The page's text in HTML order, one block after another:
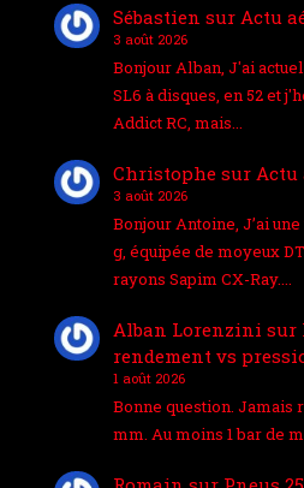
Sébastien sur Actu
3 août 2026
Bonjour Alban, J'ai
SL6 à disques, en 52 et
Addict RC, mais…
Christophesur Actu
3 août 2026
Bonjour Antoine, J’ai
g, équipée de moyeux
rayons Sapim CX-Ray.…
Alban Lorenzini sur
rendement vs
1 août 2026
Bonne question. Jamais
mm. Au moins 1 bar de